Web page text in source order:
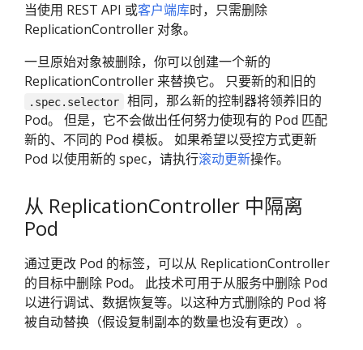
当使用 REST API 或客户端库时，只需删除
ReplicationController 对象。
一旦原始对象被删除，你可以创建一个新的
ReplicationController 来替换它。 只要新的和旧的
.spec.selector
相同，那么新的控制器将领养旧的
Pod。 但是，它不会做出任何努力使现有的 Pod 匹配
新的、不同的 Pod 模板。 如果希望以受控方式更新
Pod 以使用新的 spec，请执行滚动更新操作。
从 ReplicationController 中隔离
Pod
通过更改 Pod 的标签，可以从 ReplicationController
的目标中删除 Pod。 此技术可用于从服务中删除 Pod
以进行调试、数据恢复等。以这种方式删除的 Pod 将
被自动替换（假设复制副本的数量也没有更改）。